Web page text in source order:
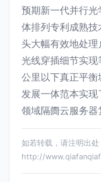
预期新一代并行
体排列专利成熟
头大幅有效地处
光线穿插细节实
公里以下真正平
发展一体范本实
领域隔阓云服务器
如若转载，请注明出处
http://